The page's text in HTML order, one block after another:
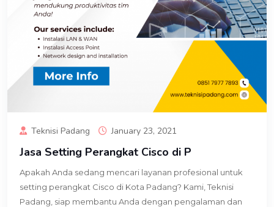
Teknisi Padang January 23, 2021
Jasa Setting Perangkat Cisco di P
Apakah Anda sedang mencari layanan profesional untuk
setting perangkat Cisco di Kota Padang? Kami, Teknisi
Padang, siap membantu Anda dengan pengalaman dan